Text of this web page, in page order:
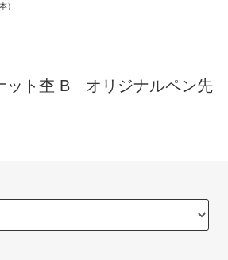
）
ト杢 B オリジナルペン先